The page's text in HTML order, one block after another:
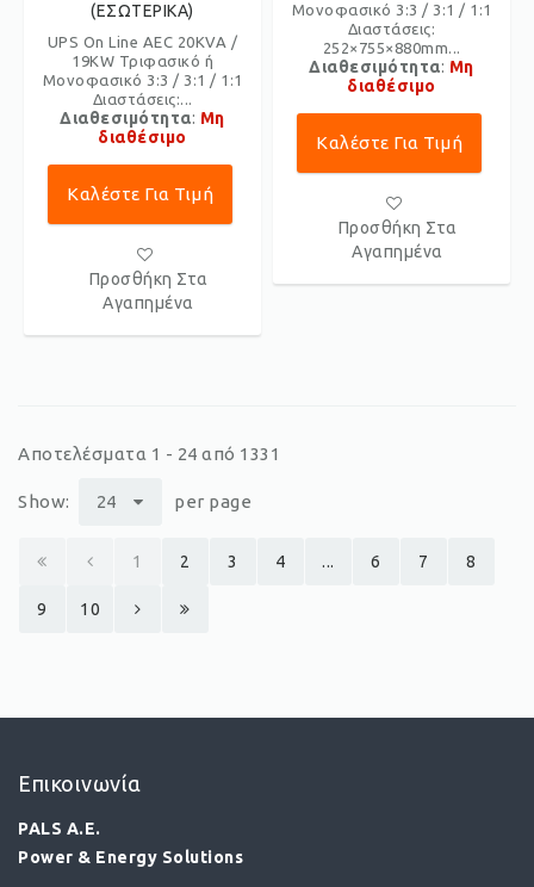
(ΕΣΩΤΕΡΙΚΑ)
UPS On Line AEC 20KVA /
19KW Τριφασικό ή
Μονοφασικό 3:3 / 3:1 / 1:1
Διαστάσεις:...
Διαθεσιμότητα: Μη
διαθέσιμο
Καλέστε Για Τιμή
Προσθήκη Στα
Αγαπημένα
Μονοφασικό 3:3 / 3:1 / 1:1
Διαστάσεις:
252×755×880mm...
Διαθεσιμότητα: Μη
διαθέσιμο
Καλέστε Για Τιμή
Προσθήκη Στα
Αγαπημένα
Αποτελέσματα 1 - 24 από 1331
Show: 24 per page
1 2 3 4 ... 6 7 8
9 10
Επικοινωνία
PALS A.E.
Power & Energy Solutions